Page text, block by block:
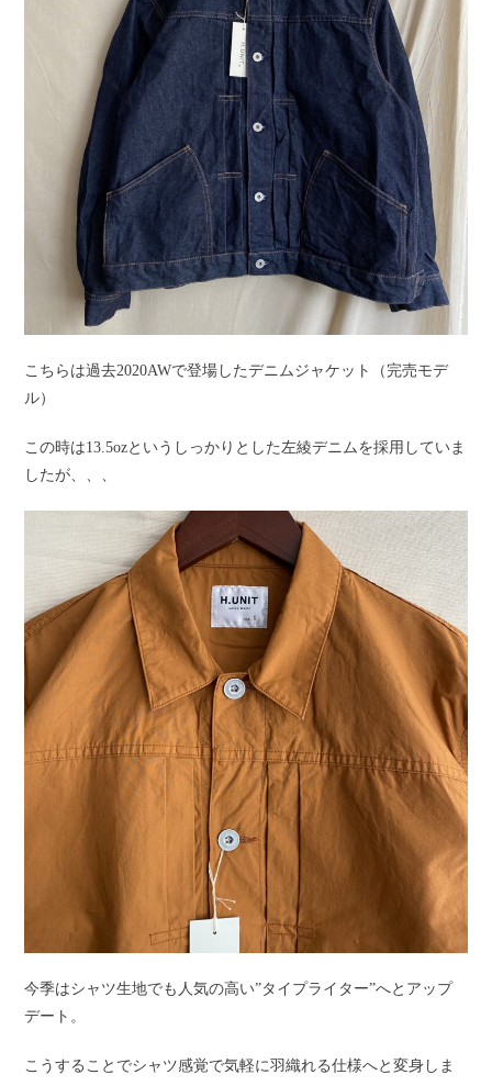
こちらは過去2020AWで登場したデニムジャケット（完売モデ
ル）
この時は13.5ozというしっかりとした左綾デニムを採用していま
したが、、、
今季はシャツ生地でも人気の高い”タイプライター”へとアップ
デート。
こうすることでシャツ感覚で気軽に羽織れる仕様へと変身しま